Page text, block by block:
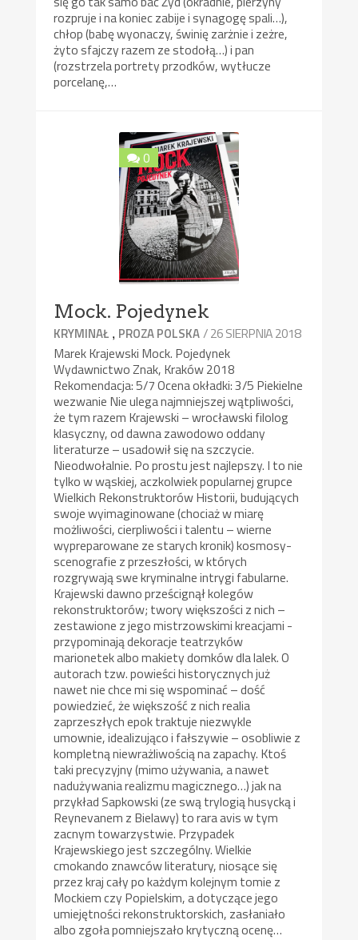
rozpruje i na koniec zabije i synagogę spali…),
chłop (babę wyonaczy, świnię zarżnie i zeżre,
żyto sfajczy razem ze stodołą…) i pan
(rozstrzela portrety przodków, wytłucze
porcelanę,…
0
Mock. Pojedynek
KRYMINAŁ , PROZA POLSKA/ 26 SIERPNIA 2018
Marek Krajewski Mock. Pojedynek
Wydawnictwo Znak, Kraków 2018
Rekomendacja: 5/7 Ocena okładki: 3/5 Piekielne
wezwanie Nie ulega najmniejszej wątpliwości,
że tym razem Krajewski – wrocławski filolog
klasyczny, od dawna zawodowo oddany
literaturze – usadowił się na szczycie.
Nieodwołalnie. Po prostu jest najlepszy. I to nie
tylko w wąskiej, aczkolwiek popularnej grupce
Wielkich Rekonstruktorów Historii, budujących
swoje wyimaginowane (chociaż w miarę
możliwości, cierpliwości i talentu – wierne
wypreparowane ze starych kronik) kosmosy-
scenografie z przeszłości, w których
rozgrywają swe kryminalne intrygi fabularne.
Krajewski dawno prześcignął kolegów
rekonstruktorów; twory większości z nich –
zestawione z jego mistrzowskimi kreacjami -
przypominają dekoracje teatrzyków
marionetek albo makiety domków dla lalek. O
autorach tzw. powieści historycznych już
nawet nie chce mi się wspominać – dość
powiedzieć, że większość z nich realia
zaprzeszłych epok traktuje niezwykle
umownie, idealizująco i fałszywie – osobliwie z
kompletną niewrażliwością na zapachy. Ktoś
taki precyzyjny (mimo używania, a nawet
nadużywania realizmu magicznego…) jak na
przykład Sapkowski (ze swą trylogią husycką i
Reynevanem z Bielawy) to rara avis w tym
zacnym towarzystwie. Przypadek
Krajewskiego jest szczególny. Wielkie
cmokando znawców literatury, niosące się
przez kraj cały po każdym kolejnym tomie z
Mockiem czy Popielskim, a dotyczące jego
umiejętności rekonstruktorskich, zasłaniało
albo zgoła pomniejszało krytyczną ocenę…